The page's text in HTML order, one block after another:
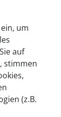
stecken
in
vertrauen
und
um
auf
stimmen
(z.B.